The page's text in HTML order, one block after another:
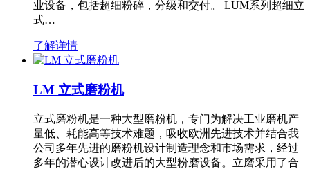
业设备，包括超细粉碎，分级和交付。 LUM系列超细立
式…
了解详情
LM 立式磨粉机
立式磨粉机是一种大型磨粉机，专门为解决工业磨机产
量低、耗能高等技术难题，吸收欧洲先进技术并结合我
公司多年先进的磨粉机设计制造理念和市场需求，经过
多年的潜心设计改进后的大型粉磨设备。立磨采用了合